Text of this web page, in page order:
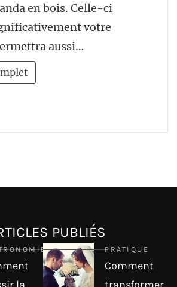
en bois. Celle-ci
votre
aussi…
PUBLIÉS
PRATIQUE
Comment